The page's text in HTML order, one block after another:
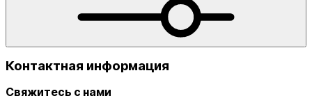
Контактная информация
Свяжитесь с нами